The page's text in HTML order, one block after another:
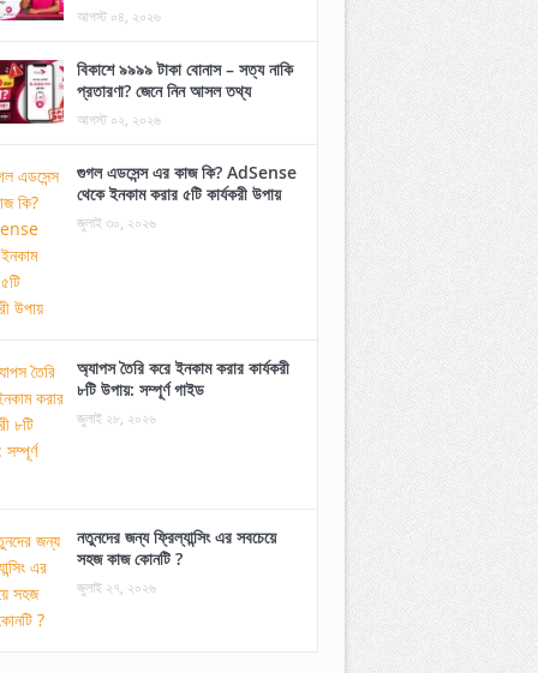
আগস্ট ০৪, ২০২৬
বিকাশে ৯৯৯৯ টাকা বোনাস – সত্য নাকি
প্রতারণা? জেনে নিন আসল তথ্য
আগস্ট ০২, ২০২৬
গুগল এডসেন্স এর কাজ কি? AdSense
থেকে ইনকাম করার ৫টি কার্যকরী উপায়
জুলাই ৩০, ২০২৬
অ্যাপস তৈরি করে ইনকাম করার কার্যকরী
৮টি উপায়: সম্পূর্ণ গাইড
জুলাই ২৮, ২০২৬
নতুনদের জন্য ফ্রিল্যান্সিং এর সবচেয়ে
সহজ কাজ কোনটি ?
জুলাই ২৭, ২০২৬